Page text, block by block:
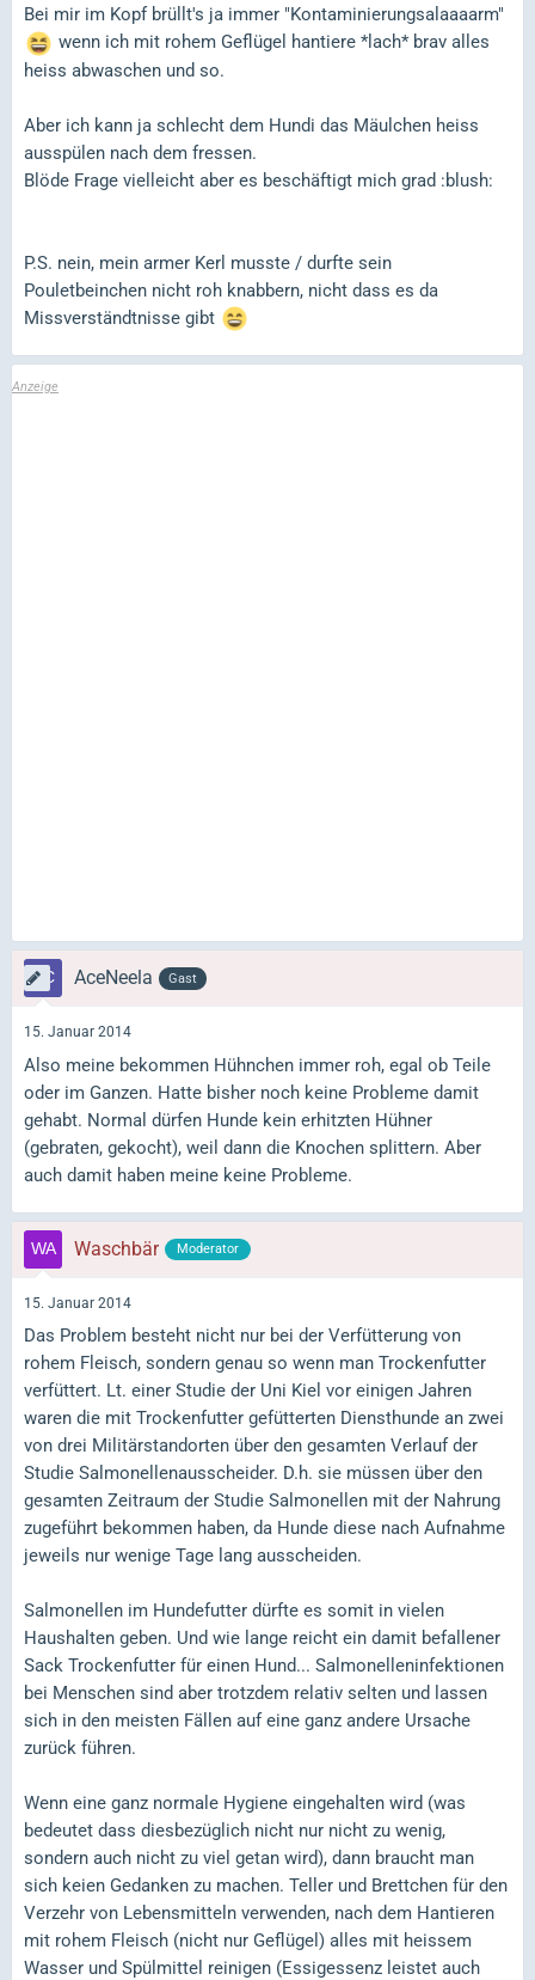
Bei mir im Kopf brüllt's ja immer "Kontaminierungsalaaaarm"
wenn ich mit rohem Geflügel hantiere *lach* brav alles
heiss abwaschen und so.
Aber ich kann ja schlecht dem Hundi das Mäulchen heiss
ausspülen nach dem fressen.
Blöde Frage vielleicht aber es beschäftigt mich grad :blush:
P.S. nein, mein armer Kerl musste / durfte sein
Pouletbeinchen nicht roh knabbern, nicht dass es da
Missverständtnisse gibt
AceNeela Gast
15. Januar 2014
Also meine bekommen Hühnchen immer roh, egal ob Teile
oder im Ganzen. Hatte bisher noch keine Probleme damit
gehabt. Normal dürfen Hunde kein erhitzten Hühner
(gebraten, gekocht), weil dann die Knochen splittern. Aber
auch damit haben meine keine Probleme.
Waschbär Moderator
15. Januar 2014
Das Problem besteht nicht nur bei der Verfütterung von
rohem Fleisch, sondern genau so wenn man Trockenfutter
verfüttert. Lt. einer Studie der Uni Kiel vor einigen Jahren
waren die mit Trockenfutter gefütterten Diensthunde an zwei
von drei Militärstandorten über den gesamten Verlauf der
Studie Salmonellenausscheider. D.h. sie müssen über den
gesamten Zeitraum der Studie Salmonellen mit der Nahrung
zugeführt bekommen haben, da Hunde diese nach Aufnahme
jeweils nur wenige Tage lang ausscheiden.
Salmonellen im Hundefutter dürfte es somit in vielen
Haushalten geben. Und wie lange reicht ein damit befallener
Sack Trockenfutter für einen Hund... Salmonelleninfektionen
bei Menschen sind aber trotzdem relativ selten und lassen
sich in den meisten Fällen auf eine ganz andere Ursache
zurück führen.
Wenn eine ganz normale Hygiene eingehalten wird (was
bedeutet dass diesbezüglich nicht nur nicht zu wenig,
sondern auch nicht zu viel getan wird), dann braucht man
sich keien Gedanken zu machen. Teller und Brettchen für den
Verzehr von Lebensmitteln verwenden, nach dem Hantieren
mit rohem Fleisch (nicht nur Geflügel) alles mit heissem
Wasser und Spülmittel reinigen (Essigessenz leistet auch